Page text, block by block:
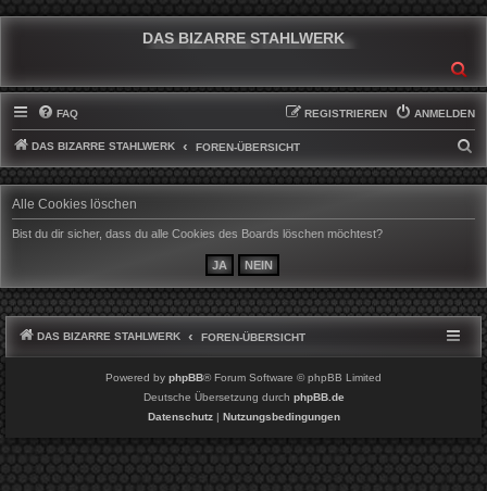
DAS BIZARRE STAHLWERK
FAQ ANMELDEN
REGISTRIEREN
DAS BIZARRE STAHLWERK FOREN-ÜBERSICHT
U
Alle Cookies löschen
Bist du dir sicher, dass du alle Cookies des Boards löschen möchtest?
DAS BIZARRE STAHLWERK FOREN-ÜBERSICHT
Powered by phpBB® Forum Software © phpBB Limited
Deutsche Übersetzung durch phpBB.de
Datenschutz| Nutzungsbedingungen